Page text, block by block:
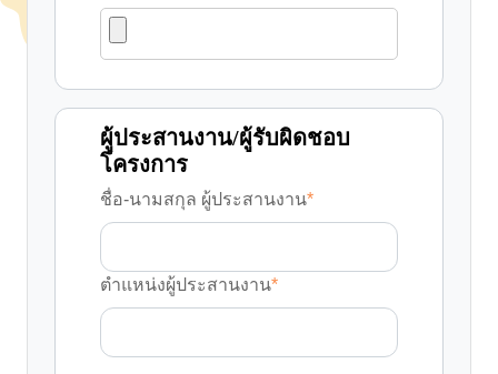
ผู้ประสานงาน/ผู้รับผิดชอบ
โครงการ
ชื่อ-นามสกุล ผู้ประสานงาน*
ตำแหน่งผู้ประสานงาน*